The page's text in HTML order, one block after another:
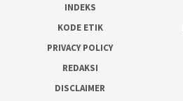
INDEKS
KODE ETIK
PRIVACY POLICY
REDAKSI
DISCLAIMER